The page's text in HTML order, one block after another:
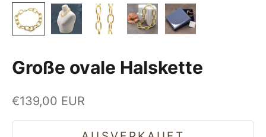
Große ovale Halskette
Angebot
€139,00 EUR